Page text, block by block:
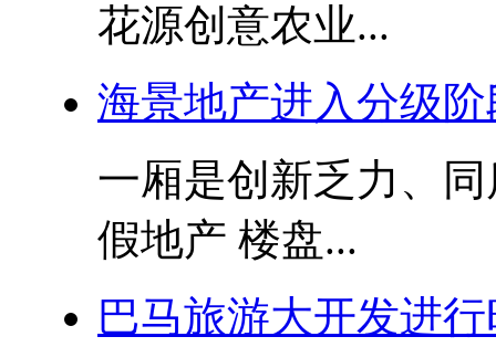
花源创意农业...
海景地产进入分级阶
一厢是创新乏力、
假地产 楼盘...
巴马旅游大开发进行